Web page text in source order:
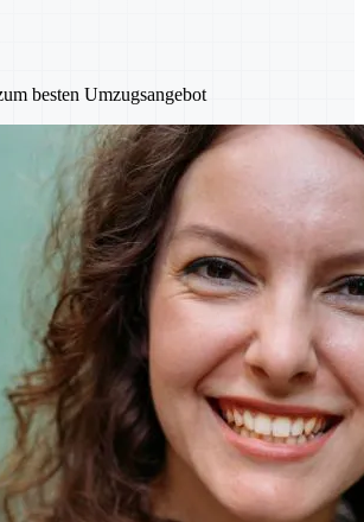
besten Umzugsangebot